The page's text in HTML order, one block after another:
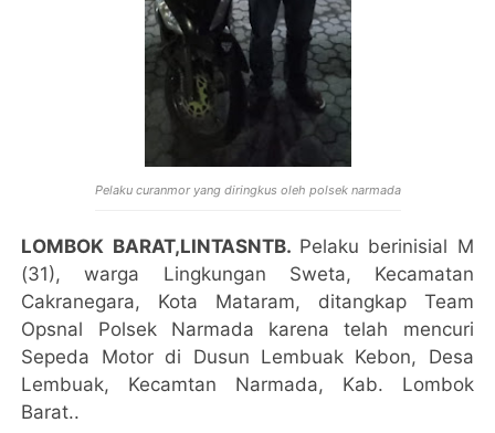
Pelaku curanmor yang diringkus oleh polsek narmada
LOMBOK BARAT,LINTASNTB. Pelaku berinisial M
(31), warga Lingkungan Sweta, Kecamatan
Cakranegara, Kota Mataram, ditangkap Team
Opsnal Polsek Narmada karena telah mencuri
Sepeda Motor di Dusun Lembuak Kebon, Desa
Lembuak, Kecamtan Narmada, Kab. Lombok
Barat..